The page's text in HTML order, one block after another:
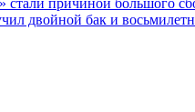
стали причиной большого
двойной бак и